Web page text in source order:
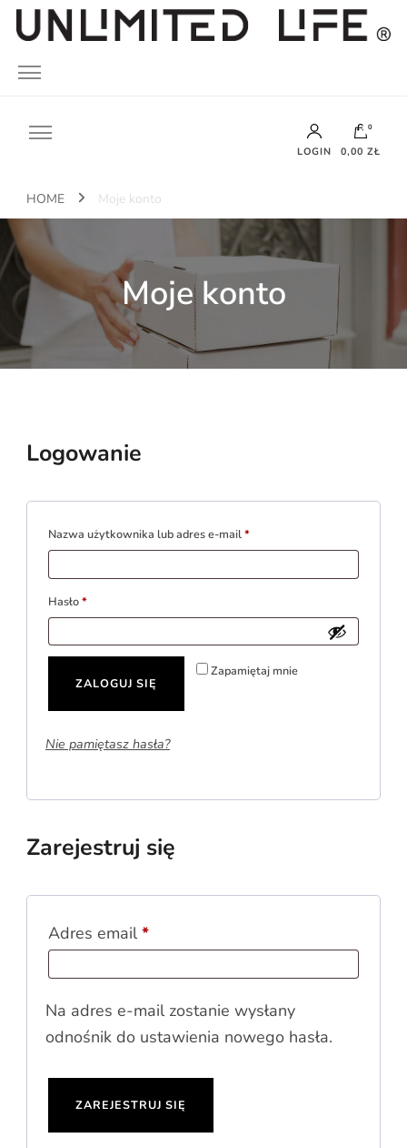
UNLIMITED LIFE
LOGIN
0
0,00 ZŁ
Brak produktów w koszyku.
HOME Moje konto
Moje konto
Logowanie
Nazwa użytkownika lub adres e-mail*Wymagane
Hasło*Wymagane
Zapamiętaj mnie
ZALOGUJ SIĘ
Nie pamiętasz hasła?
Zarejestruj się
Adres email*Wymagane
Na adres e-mail zostanie wysłany
odnośnik do ustawienia nowego hasła.
ZAREJESTRUJ SIĘ